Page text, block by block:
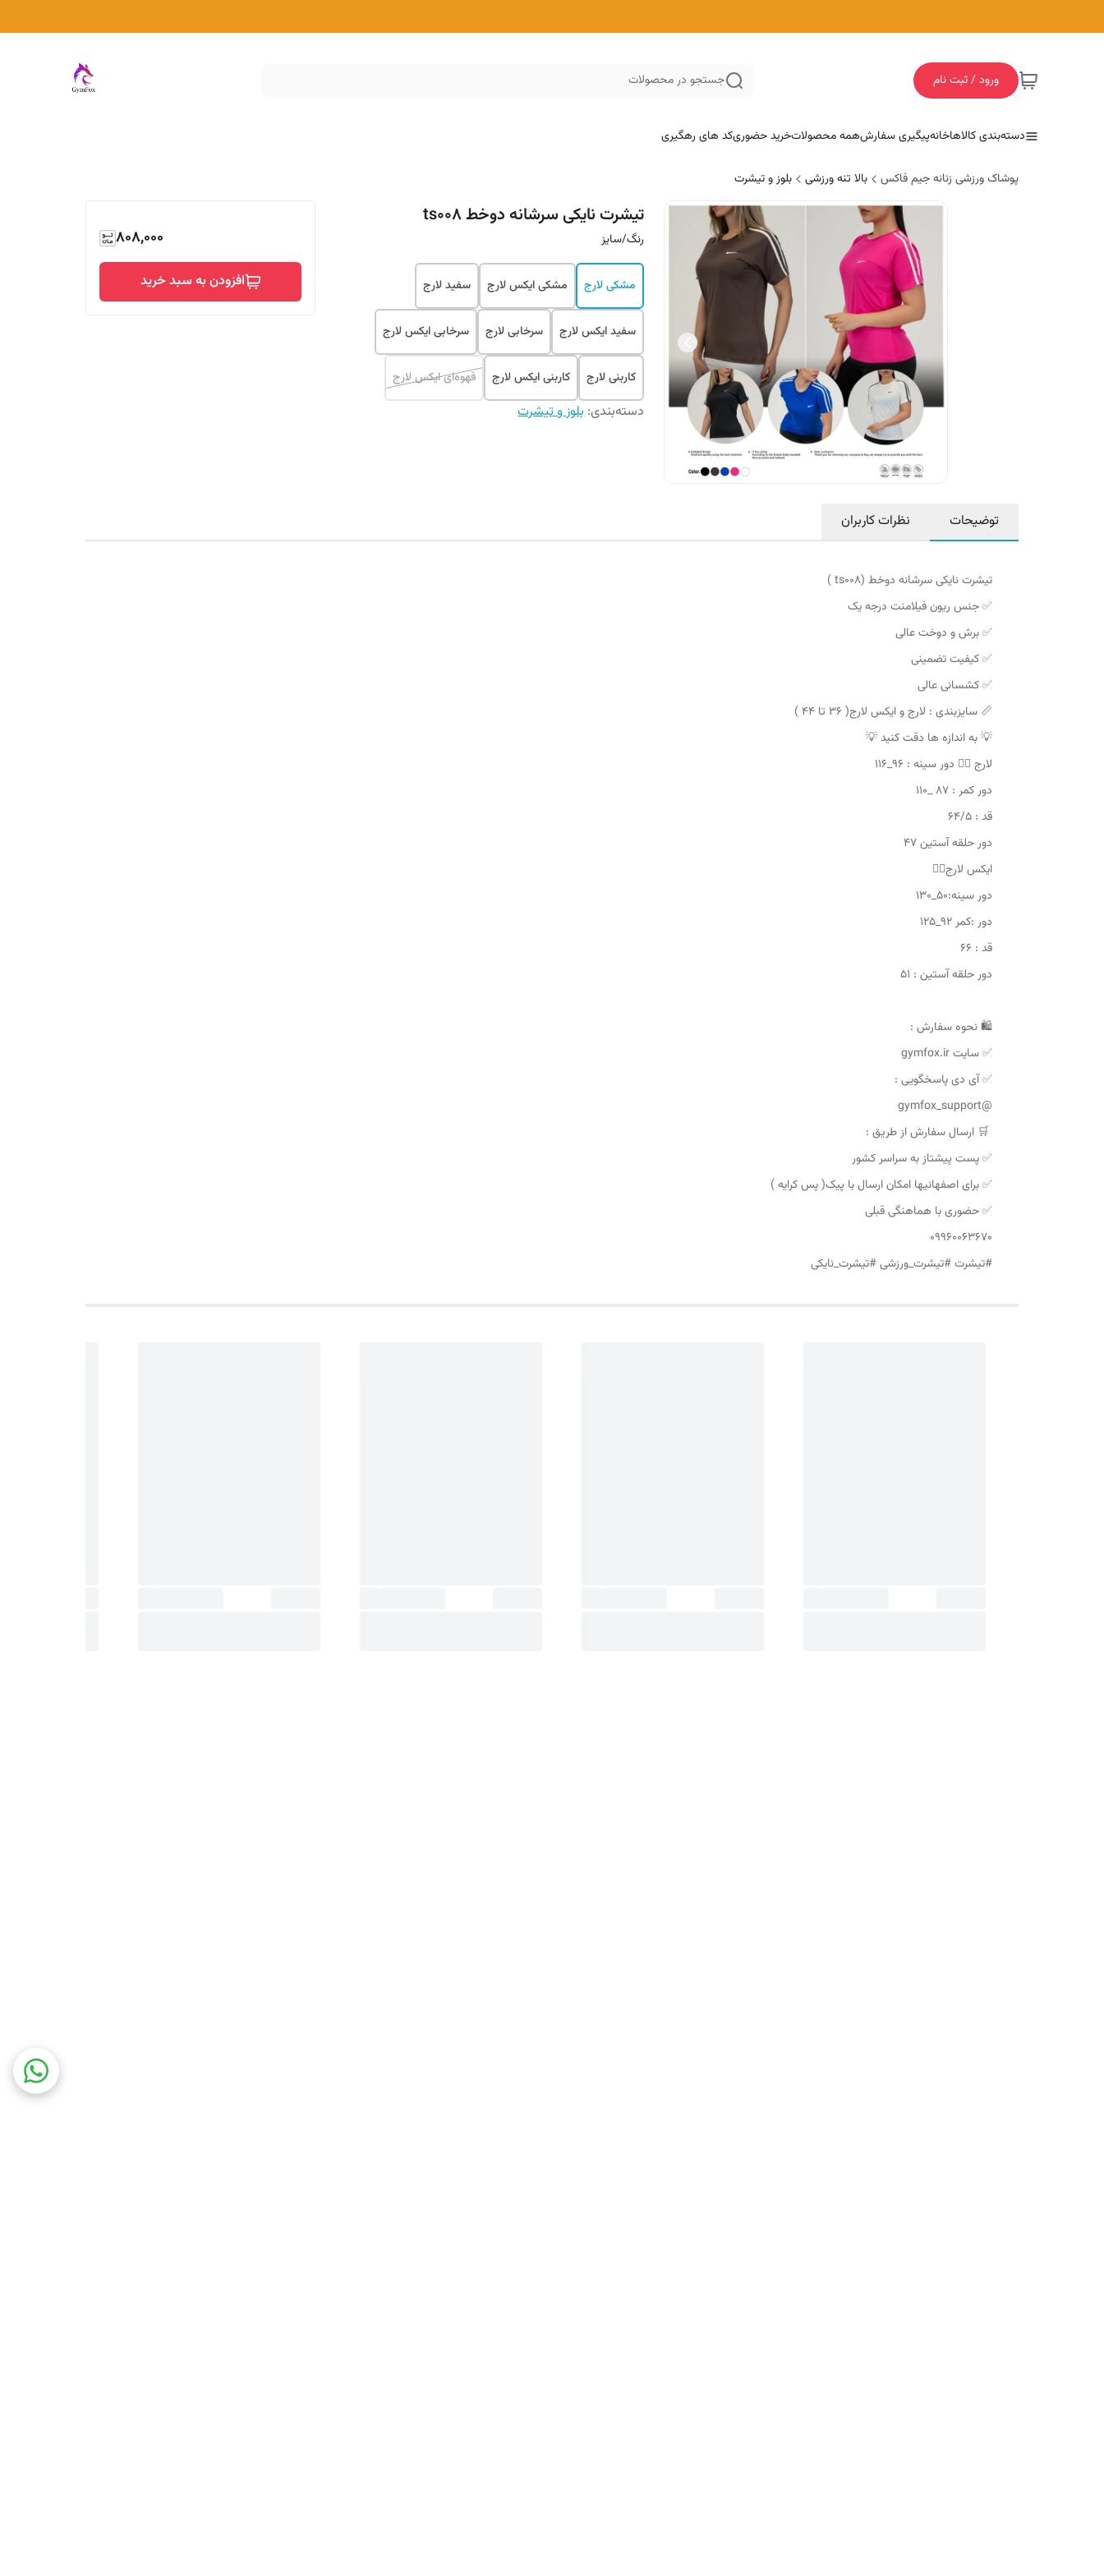
ورود / ثبت نام جستجو در محصولات
دسته‌بندی کالاهاخانهپیگیری سفارشهمه محصولاتخرید حضوریکد های رهگیری
پوشاک ورزشی زنانه جیم فاکس بالا تنه ورزشی بلوز و تیشرت
تیشرت نایکی سرشانه دوخط ts008
رنگ/سایز
مشکی لارج مشکی ایکس لارج سفید لارج
سفید ایکس لارج سرخابی لارج سرخابی ایکس لارج
کاربنی لارج کاربنی ایکس لارج قهوه‌ای ایکس لارج
دسته‌بندی:بلوز و تیشرت
808,000
افزودن به سبد خرید
توضیحات نظرات کاربران
تیشرت نایکی سرشانه دوخط (ts008 )
✅ جنس ریون فیلامنت درجه یک
✅ برش و دوخت عالی
✅ کیفیت تضمینی
✅ کشسانی عالی
📏 سایزبندی : لارج و ایکس لارج( 36 تا 44 )
💡 به اندازه ها دقت کنید 💡
لارج 👈🏼 دور سینه : ۹۶_۱۱۶
دور کمر : ۸۷ _۱۱۰
قد : ۶۴/۵
دور حلقه آستین ۴۷
ایکس لارج👈🏼
دور سینه:۵۰_۱۳۰
دور :کمر ۹۲_۱۲۵
قد : ۶۶
دور حلقه آستین : ۵۱
🛍 نحوه سفارش :
✅ سایت gymfox.ir
✅ آی دی پاسخگویی :
@gymfox_support
🛒 ارسال سفارش از طریق :
✅ پست پیشتاز به سراسر کشور
✅ برای اصفهانیها امکان ارسال با پیک( پس کرایه )
✅ حضوری با هماهنگی قبلی
09960063670
#تیشرت #تیشرت_ورزشی #تیشرت_نایکی